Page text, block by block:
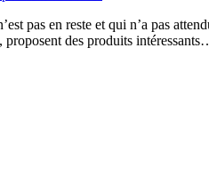
pas en reste et qui n’a pas
proposent des produits